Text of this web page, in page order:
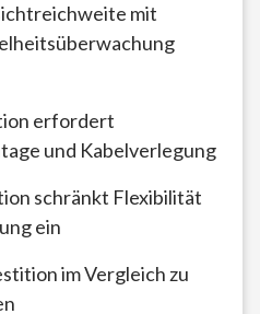
mit
erfordert
und Kabelverlegung
schränkt Flexibilität
ein
im Vergleich zu